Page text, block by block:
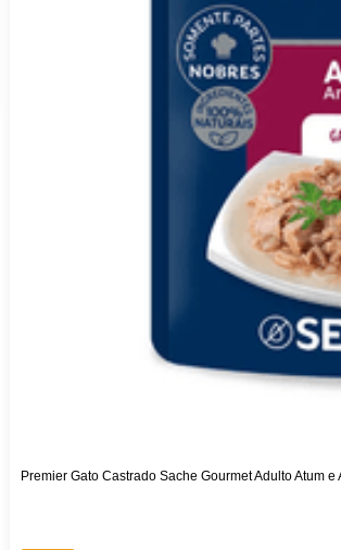
Premier Gato Castrado Sache Gourmet Adulto Atum e